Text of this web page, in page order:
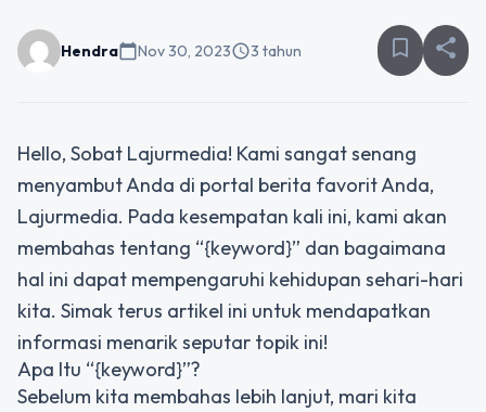
Hendracalendar_todayNov 30, 2023schedule3 tahun bookmark_border share
Hello, Sobat Lajurmedia! Kami sangat senang
menyambut Anda di portal berita favorit Anda,
Lajurmedia. Pada kesempatan kali ini, kami akan
membahas tentang “{keyword}” dan bagaimana
hal ini dapat mempengaruhi kehidupan sehari-hari
kita. Simak terus artikel ini untuk mendapatkan
informasi menarik seputar topik ini!
Apa Itu “{keyword}”?
Sebelum kita membahas lebih lanjut, mari kita